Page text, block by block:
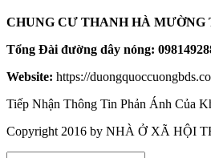
CHUNG CƯ THANH HÀ MƯỜNG
Tổng Đài đường dây nóng:
Website: https://
Tiếp Nhận Thông Tin Phản Ánh Của
Copyright 2016 by NHÀ Ở XÃ HỘI